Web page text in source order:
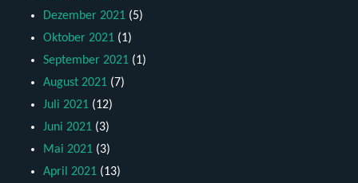
Dezember 2021 (5)
Oktober 2021 (1)
September 2021 (1)
August 2021 (7)
Juli 2021 (12)
Juni 2021 (3)
Mai 2021 (3)
April 2021 (13)